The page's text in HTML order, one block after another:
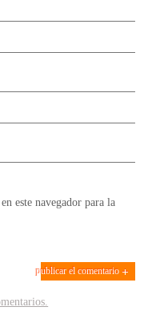
este navegador para la